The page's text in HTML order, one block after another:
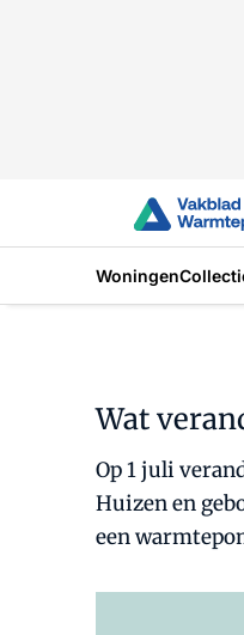
Woningen
Wat
Op 1 juli
Huizen en
een